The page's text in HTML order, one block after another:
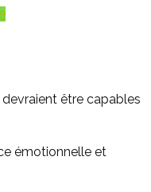
être capables
émotionnelle et